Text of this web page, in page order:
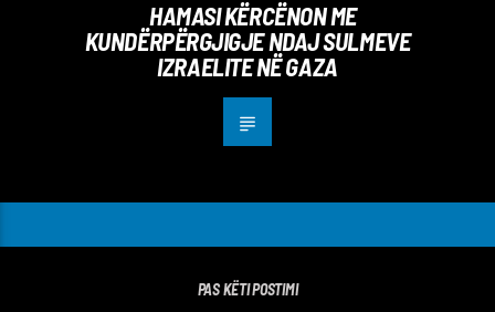
HAMASI KËRCËNON ME
KUNDËRPËRGJIGJE NDAJ SULMEVE
IZRAELITE NË GAZA
PAS KËTI POSTIMI